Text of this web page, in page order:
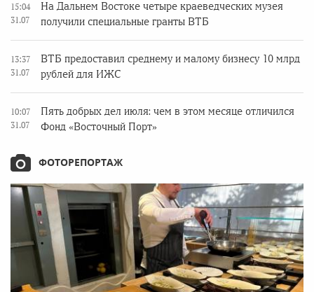
15:04
31.07
На Дальнем Востоке четыре краеведческих музея
получили специальные гранты ВТБ
13:37
31.07
ВТБ предоставил среднему и малому бизнесу 10 млрд
рублей для ИЖС
10:07
31.07
Пять добрых дел июля: чем в этом месяце отличился
Фонд «Восточный Порт»
ФОТОРЕПОРТАЖ